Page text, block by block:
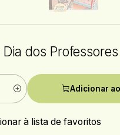
dos
Adicionar
à lista de favoritos